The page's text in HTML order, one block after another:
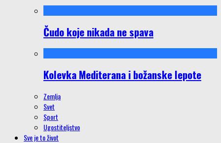
Čudo koje nikada ne spava
Kolevka Mediterana i božanske lepote
Zemlja
Svet
Sport
Ugostiteljstvo
Sve je to život